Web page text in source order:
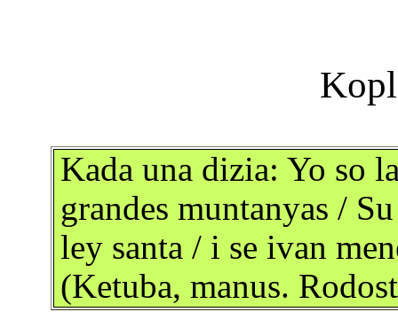
Kada una dizia: Yo so
grandes muntanyas /
ley santa / i se ivan
(Ketuba, manus.